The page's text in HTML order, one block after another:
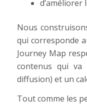
d’améliorer
Nous
qui corresponde
Journey Map
contenus qui va
diffusion) et un
Tout comme les